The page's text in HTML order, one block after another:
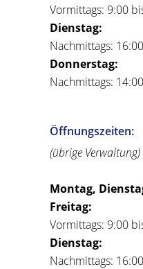
Vormittags: 9:00
Dienstag:
Nachmittags:
Donnerstag:
Nachmittags:
Öffnungszeiten:
(übrige Verwaltung)
Montag,
Freitag:
Vormittags: 9:00
Dienstag:
Nachmittags: